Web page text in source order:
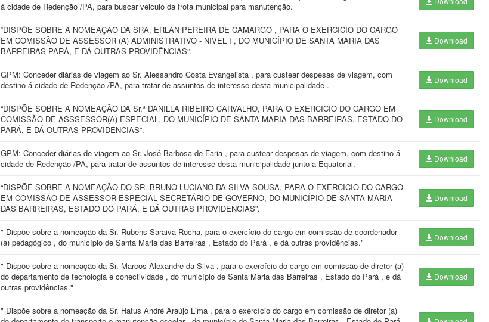
á cidade de Redenção /PA, para buscar veiculo da frota municipal para manutenção.
“DISPÕE SOBRE A NOMEAÇÃO DA SRA. ERLAN PEREIRA DE CAMARGO , PARA O EXERCICIO DO CARGO
EM COMISSÃO DE ASSESSOR (A) ADMINISTRATIVO - NIVEL I , DO MUNICÍPIO DE SANTA MARIA DAS
BARREIRAS-PARÁ, E DÁ OUTRAS PROVIDÊNCIAS”.
Download
GPM: Conceder diárias de viagem ao Sr. Alessandro Costa Evangelista , para custear despesas de viagem, com
destino á cidade de Redenção /PA, para tratar de assuntos de interesse desta municipalidade .
Download
“DISPÕE SOBRE A NOMEAÇÃO DA Sr.ª DANILLA RIBEIRO CARVALHO, PARA O EXERCICIO DO CARGO EM
COMISSÃO DE ASSSESSOR(A) ESPECIAL, DO MUNICÍPIO DE SANTA MARIA DAS BARREIRAS, ESTADO DO
PARÁ, E DÁ OUTRAS PROVIDÊNCIAS”.
Download
GPM: Conceder diárias de viagem ao Sr. José Barbosa de Faria , para custear despesas de viagem, com destino á
cidade de Redenção /PA, para tratar de assuntos de interesse desta municipalidade junto a Equatorial.
Download
“DISPÕE SOBRE A NOMEAÇÃO DO SR. BRUNO LUCIANO DA SILVA SOUSA, PARA O EXERCICIO DO CARGO
EM COMISSÃO DE ASSESSOR ESPECIAL SECRETÁRIO DE GOVERNO, DO MUNICÍPIO DE SANTA MARIA
DAS BARREIRAS, ESTADO DO PARÁ, E DÁ OUTRAS PROVIDÊNCIAS”.
Download
" Dispõe sobre a nomeação da Sr. Rubens Saraiva Rocha, para o exercício do cargo em comissão de coordenador
(a) pedagógico , do município de Santa Maria das Barreiras , Estado do Pará , e dá outras providências."
Download
" Dispõe sobre a nomeação da Sr. Marcos Alexandre da Silva , para o exercício do cargo em comissão de diretor (a)
do departamento de tecnologia e conectividade , do município de Santa Maria das Barreiras , Estado do Pará , e dá
outras providências."
Download
" Dispõe sobre a nomeação da Sr. Hatus André Araújo Lima , para o exercício do cargo em comissão de diretor (a)